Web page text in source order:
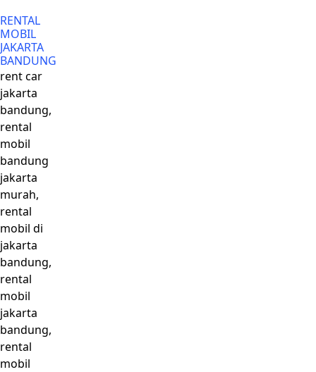
RENTAL
MOBIL
JAKARTA
BANDUNG
rent car
jakarta
bandung,
rental
mobil
bandung
jakarta
murah,
rental
mobil di
jakarta
bandung,
rental
mobil
jakarta
bandung,
rental
mobil